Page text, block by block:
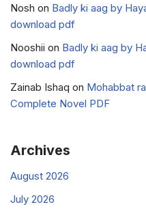
Nosh on Badly ki aag by
download pdf
Nooshii on Badly ki aag by
download pdf
Zainab Ishaq on Mohabbat
Complete Novel PDF
Archives
August 2026
July 2026